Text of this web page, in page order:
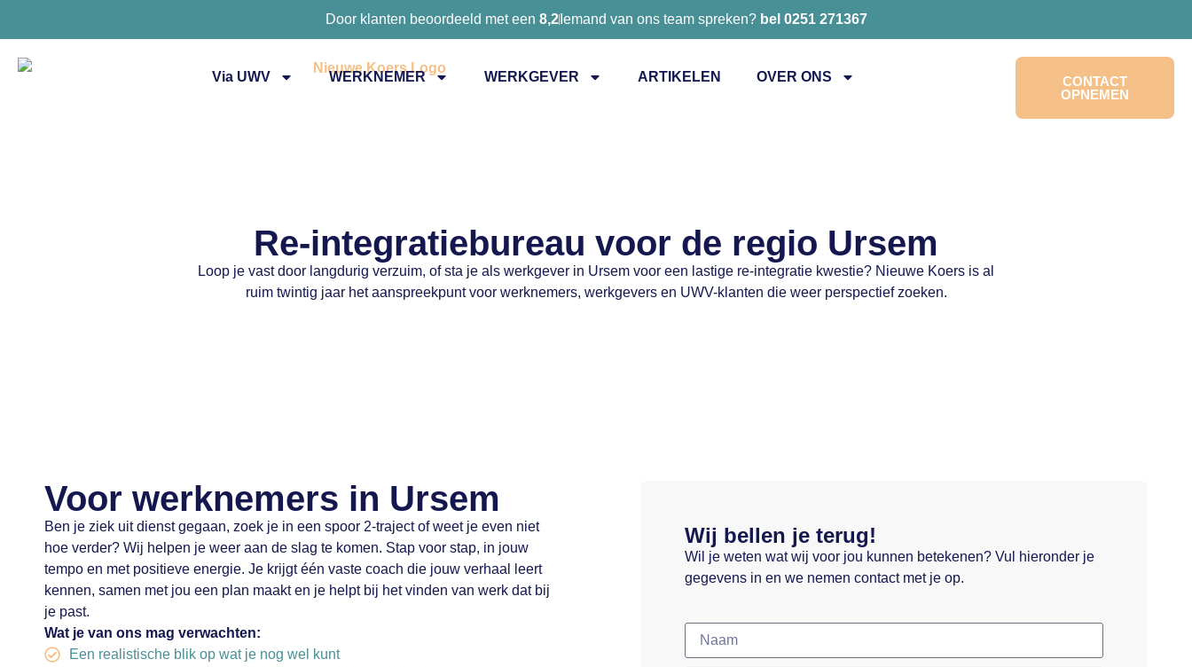
Door klanten beoordeeld met een 8,2Iemand van ons team spreken? bel 0251 271367
Via UWV WERKNEMER WERKGEVER ARTIKELEN OVER ONS
CONTACT
OPNEMEN
Re-integratiebureau voor de regio Ursem
Loop je vast door langdurig verzuim, of sta je als werkgever in Ursem voor een lastige re-integratie kwestie? Nieuwe Koers is al
ruim twintig jaar het aanspreekpunt voor werknemers, werkgevers en UWV-klanten die weer perspectief zoeken.
Wij bellen je terug!
Wil je weten wat wij voor jou kunnen betekenen? Vul hieronder je
gegevens in en we nemen contact met je op.
Voor werknemers in Ursem
Ben je ziek uit dienst gegaan, zoek je in een spoor 2-traject of weet je even niet
hoe verder? Wij helpen je weer aan de slag te komen. Stap voor stap, in jouw
tempo en met positieve energie. Je krijgt één vaste coach die jouw verhaal leert
kennen, samen met jou een plan maakt en je helpt bij het vinden van werk dat bij
je past.
Wat je van ons mag verwachten:
Een realistische blik op wat je nog wel kunt